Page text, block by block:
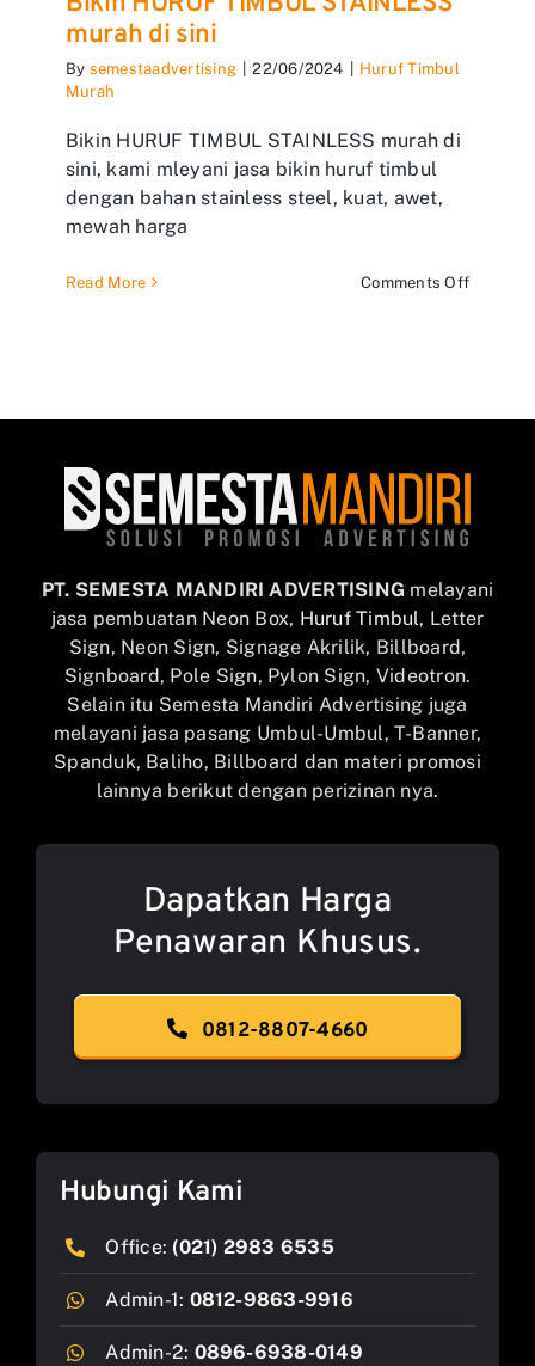
murah di sini
By semestaadvertising 22/06/2024
Huruf Timbul
Murah
Bikin HURUF TIMBUL STAINLESS murah di
sini, kami mleyani jasa bikin huruf timbul
dengan bahan stainless steel, kuat, awet,
mewah harga
Read More Comments Offon
di
PT. SEMESTA MANDIRI ADVERTISING melayani
jasa pembuatan Neon Box, Huruf Timbul, Letter
Sign, Neon Sign, Signage Akrilik, Billboard,
Signboard, Pole Sign, Pylon Sign, Videotron.
Selain itu Semesta Mandiri Advertising juga
melayani jasa pasang Umbul-Umbul, T-Banner,
Spanduk, Baliho, Billboard dan materi promosi
lainnya berikut dengan perizinan nya.
Dapatkan Harga
Penawaran Khusus.
0812-8807-4660
Hubungi Kami
Office: (021) 2983 6535
Admin-1: 0812-9863-9916
Admin-2: 0896-6938-0149